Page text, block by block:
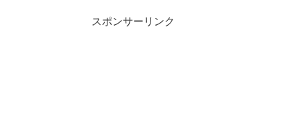
スポンサーリンク